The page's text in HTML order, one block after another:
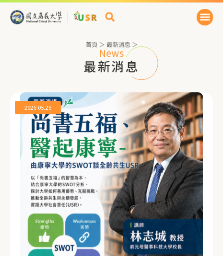
News
最新消息
首頁 ＞ 最新消息 ＞
2026.05.26